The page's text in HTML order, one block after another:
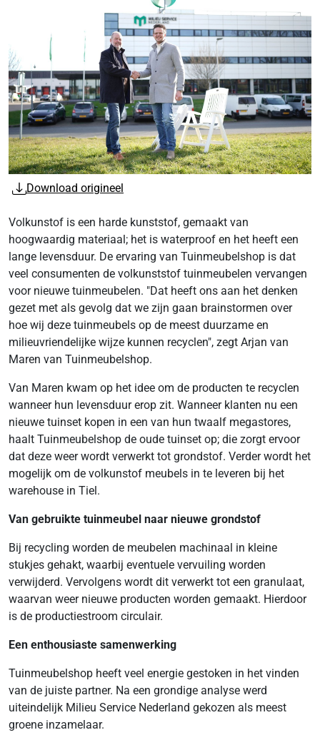
Download origineel
Volkunstof is een harde kunststof, gemaakt van
hoogwaardig materiaal; het is waterproof en het heeft een
lange levensduur. De ervaring van Tuinmeubelshop is dat
veel consumenten de volkunststof tuinmeubelen vervangen
voor nieuwe tuinmeubelen. "Dat heeft ons aan het denken
gezet met als gevolg dat we zijn gaan brainstormen over
hoe wij deze tuinmeubels op de meest duurzame en
milieuvriendelijke wijze kunnen recyclen", zegt Arjan van
Maren van Tuinmeubelshop.
Van Maren kwam op het idee om de producten te recyclen
wanneer hun levensduur erop zit. Wanneer klanten nu een
nieuwe tuinset kopen in een van hun twaalf megastores,
haalt Tuinmeubelshop de oude tuinset op; die zorgt ervoor
dat deze weer wordt verwerkt tot grondstof. Verder wordt het
mogelijk om de volkunstof meubels in te leveren bij het
warehouse in Tiel.
Van gebruikte tuinmeubel naar nieuwe grondstof
Bij recycling worden de meubelen machinaal in kleine
stukjes gehakt, waarbij eventuele vervuiling worden
verwijderd. Vervolgens wordt dit verwerkt tot een granulaat,
waarvan weer nieuwe producten worden gemaakt. Hierdoor
is de productiestroom circulair.
Een enthousiaste samenwerking
Tuinmeubelshop heeft veel energie gestoken in het vinden
van de juiste partner. Na een grondige analyse werd
uiteindelijk Milieu Service Nederland gekozen als meest
groene inzamelaar.